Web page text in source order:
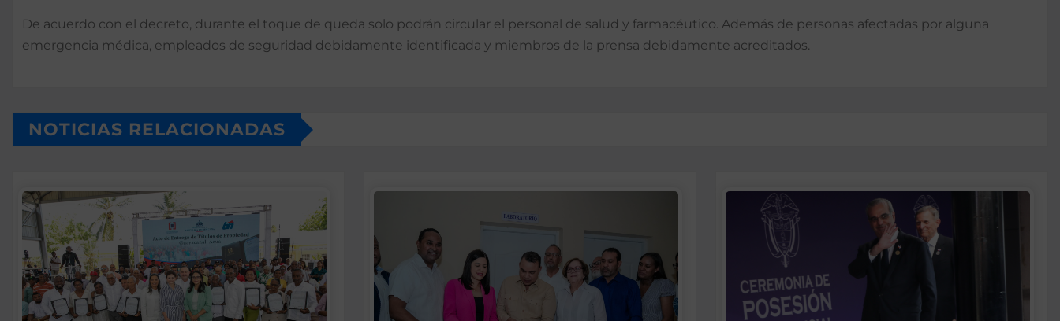
De acuerdo con el decreto, durante el toque de queda solo podrán circular el personal de salud y farmacéutico. Además de personas afectadas por alguna
emergencia médica, empleados de seguridad debidamente identificada y miembros de la prensa debidamente acreditados.
NOTICIAS RELACIONADAS